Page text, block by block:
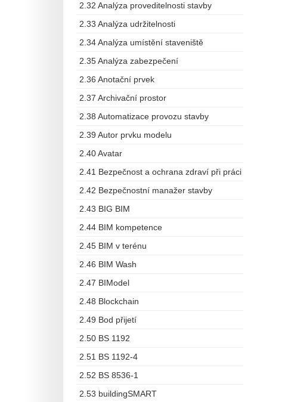
2.32 Analýza proveditelnosti stavby
2.33 Analýza udržitelnosti
2.34 Analýza umístění staveniště
2.35 Analýza zabezpečení
2.36 Anotační prvek
2.37 Archivační prostor
2.38 Automatizace provozu stavby
2.39 Autor prvku modelu
2.40 Avatar
2.41 Bezpečnost a ochrana zdraví při práci
2.42 Bezpečnostní manažer stavby
2.43 BIG BIM
2.44 BIM kompetence
2.45 BIM v terénu
2.46 BIM Wash
2.47 BIModel
2.48 Blockchain
2.49 Bod přijetí
2.50 BS 1192
2.51 BS 1192-4
2.52 BS 8536-1
2.53 buildingSMART